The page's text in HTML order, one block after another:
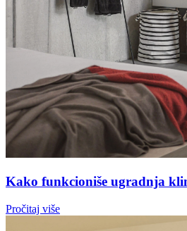
Kako funkcioniše ugradnja
Pročitaj više